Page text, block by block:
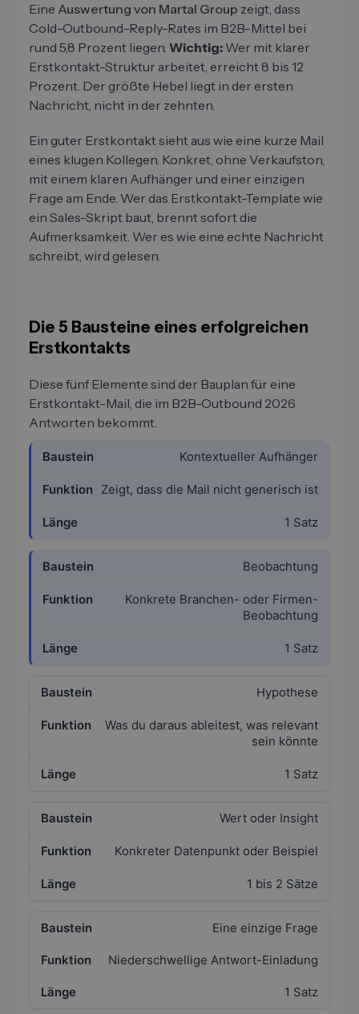
Eine Auswertung von Martal Group zeigt, dass
Cold-Outbound-Reply-Rates im B2B-Mittel bei
rund 5,8 Prozent liegen. Wichtig: Wer mit klarer
Erstkontakt-Struktur arbeitet, erreicht 8 bis 12
Prozent. Der größte Hebel liegt in der ersten
Nachricht, nicht in der zehnten.
Ein guter Erstkontakt sieht aus wie eine kurze Mail
eines klugen Kollegen. Konkret, ohne Verkaufston,
mit einem klaren Aufhänger und einer einzigen
Frage am Ende. Wer das Erstkontakt-Template wie
ein Sales-Skript baut, brennt sofort die
Aufmerksamkeit. Wer es wie eine echte Nachricht
schreibt, wird gelesen.
Die 5 Bausteine eines erfolgreichen
Erstkontakts
Diese fünf Elemente sind der Bauplan für eine
Erstkontakt-Mail, die im B2B-Outbound 2026
Antworten bekommt.
Kontextueller Aufhänger
Zeigt, dass die Mail nicht generisch ist
1 Satz
Beobachtung
Konkrete Branchen- oder Firmen-
Beobachtung
1 Satz
Hypothese
Was du daraus ableitest, was relevant
sein könnte
1 Satz
Wert oder Insight
Konkreter Datenpunkt oder Beispiel
1 bis 2 Sätze
Eine einzige Frage
Niederschwellige Antwort-Einladung
1 Satz